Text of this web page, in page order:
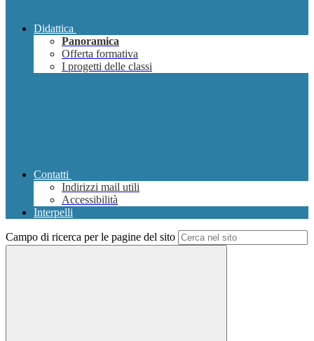
Didattica
Panoramica
Offerta formativa
I progetti delle classi
Contatti
Indirizzi mail utili
Accessibilità
Interpelli
Campo di ricerca per le pagine del sito